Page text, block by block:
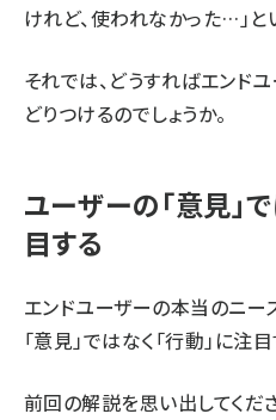
けれど、使われなかった…」と
それでは、どうすればエンド
どりつけるのでしょうか。
ユーザーの「意⾒」
⽬する
エンドユーザーの本当のニー
「意⾒」ではなく「⾏動」に注
前回の解説を思い出してくだ